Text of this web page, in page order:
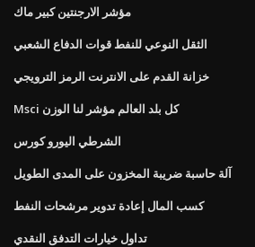
مؤشر الارجنتين كبير ماك
الثقل النوعي للنفط قوات الدفاع الشعبي
خزانة القدم على الانترنت الرمز الترويجي
Msci كل بلد العالم مؤشر لنا الوزن
الشرطي اليورو كورس
آلة حاسبة ضريبة المخزون على المدى الطويل
كسب المال إعادة تدوير مرشحات النفط
تداول خيارات التدفق النقدي